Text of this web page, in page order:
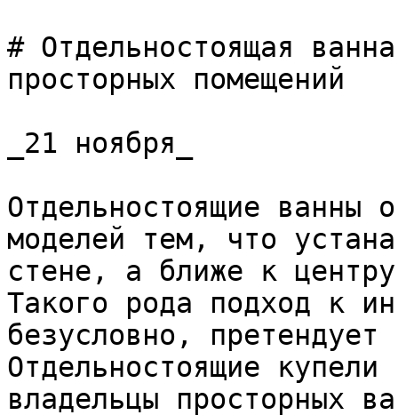
# Отдельностоящая
просторных помещений
_21 ноября_
Отдельностоящие ванны
моделей тем, что
стене, а ближе к
Такого рода подход к
безусловно,
Отдельностоящие
владельцы просторных